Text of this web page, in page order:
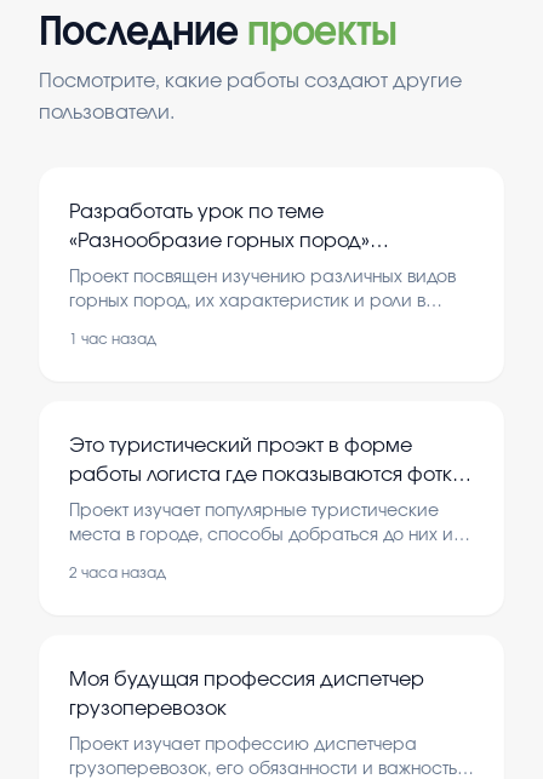
Последние проекты
Посмотрите, какие работы создают другие
пользователи.
Разработать урок по теме
«Разнообразие горных пород»
географии 6 классе» Разработка
оформляется по приведенному ниже
Проект посвящен изучению различных видов
горных пород, их характеристик и роли в
теоретические основы и проводятся
1 час назад
Это туристический проэкт в форме
работы логиста где показываются фотки
красивых мест в городе и
рассказывается как дала добраться и
Проект изучает популярные туристические
места в городе, способы добраться до них и
маршруты, фотографии и советы по
2 часа назад
Моя будущая профессия диспетчер
грузоперевозок
Проект изучает профессию диспетчера
грузоперевозок, его обязанности и важность в